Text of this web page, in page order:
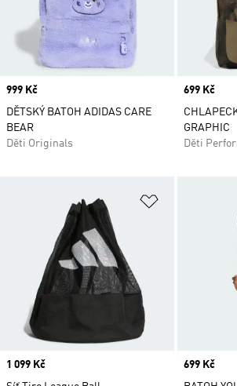
Price
999 Kč
DĚTSKÝ BATOH ADIDAS CARE
BEAR
Děti Originals
Price
699 Kč
GRAPHIC
Děti
Přidat do
Price
1 099 Kč
Price
699 Kč